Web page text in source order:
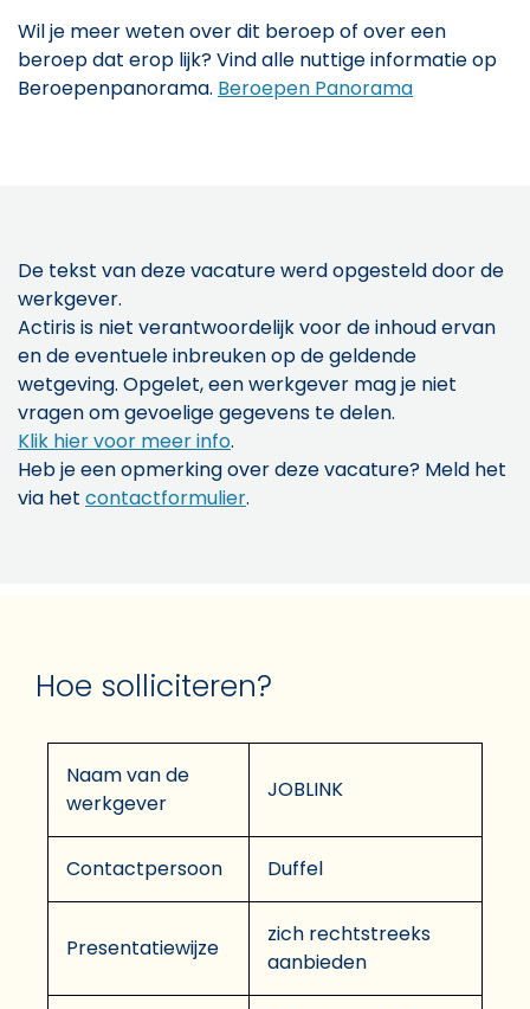
Wil je meer weten over dit beroep of over een
beroep dat erop lijk? Vind alle nuttige informatie op
Beroepenpanorama. Beroepen Panorama
De tekst van deze vacature werd opgesteld door de
werkgever.
Actiris is niet verantwoordelijk voor de inhoud ervan
en de eventuele inbreuken op de geldende
wetgeving. Opgelet, een werkgever mag je niet
vragen om gevoelige gegevens te delen.
Klik hier voor meer info.
Heb je een opmerking over deze vacature? Meld het
via het contactformulier.
Hoe solliciteren?
Naam van de
werkgever
JOBLINK
Contactpersoon Duffel
Presentatiewijze
zich rechtstreeks
aanbieden